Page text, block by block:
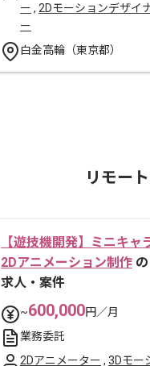
ー , 2Dモーションデザイ
ー
白金高輪（東京都）
リモー
【遊技機開発】ミニキャ
2Dアニメーション制作 の
求人・案件
~600,000円／月
業務委託
2Dアニメーター , 3Dモー